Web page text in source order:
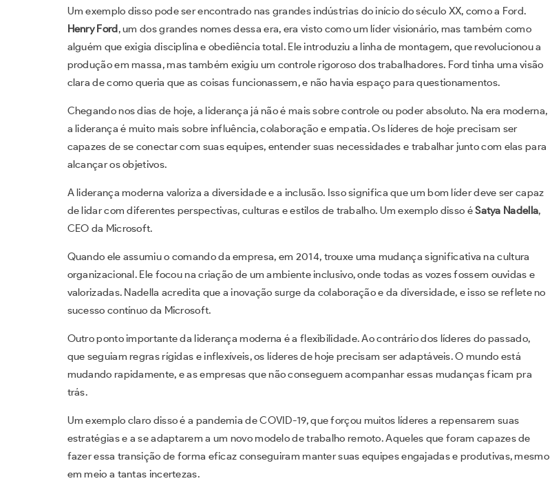
Um exemplo disso pode ser encontrado nas grandes indústrias do início do século XX, como a Ford.
Henry Ford, um dos grandes nomes dessa era, era visto como um líder visionário, mas também como
alguém que exigia disciplina e obediência total. Ele introduziu a linha de montagem, que revolucionou a
produção em massa, mas também exigiu um controle rigoroso dos trabalhadores. Ford tinha uma visão
clara de como queria que as coisas funcionassem, e não havia espaço para questionamentos.
Chegando nos dias de hoje, a liderança já não é mais sobre controle ou poder absoluto. Na era moderna,
a liderança é muito mais sobre influência, colaboração e empatia. Os líderes de hoje precisam ser
capazes de se conectar com suas equipes, entender suas necessidades e trabalhar junto com elas para
alcançar os objetivos.
A liderança moderna valoriza a diversidade e a inclusão. Isso significa que um bom líder deve ser capaz
de lidar com diferentes perspectivas, culturas e estilos de trabalho. Um exemplo disso éSatya Nadella,
CEO da Microsoft.
Quando ele assumiu o comando da empresa, em 2014, trouxe uma mudança significativa na cultura
organizacional. Ele focou na criação de um ambiente inclusivo, onde todas as vozes fossem ouvidas e
valorizadas. Nadella acredita que a inovação surge da colaboração e da diversidade, e isso se reflete no
sucesso contínuo da Microsoft.
Outro ponto importante da liderança moderna é a flexibilidade. Ao contrário dos líderes do passado,
que seguiam regras rígidas e inflexíveis, os líderes de hoje precisam ser adaptáveis. O mundo está
mudando rapidamente, e as empresas que não conseguem acompanhar essas mudanças ficam pra
trás.
Um exemplo claro disso é a pandemia de COVID-19, que forçou muitos líderes a repensarem suas
estratégias e a se adaptarem a um novo modelo de trabalho remoto. Aqueles que foram capazes de
fazer essa transição de forma eficaz conseguiram manter suas equipes engajadas e produtivas, mesmo
em meio a tantas incertezas.